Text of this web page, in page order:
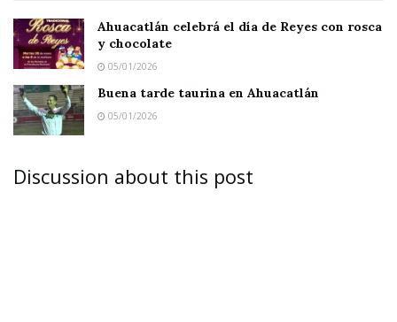
Ahuacatlán celebrá el día de Reyes con rosca
y chocolate
05/01/2026
Buena tarde taurina en Ahuacatlán
05/01/2026
Discussion about this post